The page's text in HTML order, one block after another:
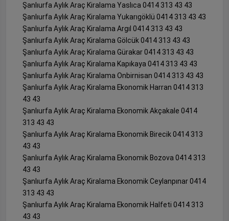
Şanlıurfa Aylık Araç Kiralama Yaslıca 0414 313 43 43
Şanlıurfa Aylık Araç Kiralama Yukarıgöklü 0414 313 43 43
Şanlıurfa Aylık Araç Kiralama Argıl 0414 313 43 43
Şanlıurfa Aylık Araç Kiralama Gölcük 0414 313 43 43
Şanlıurfa Aylık Araç Kiralama Gürakar 0414 313 43 43
Şanlıurfa Aylık Araç Kiralama Kapıkaya 0414 313 43 43
Şanlıurfa Aylık Araç Kiralama Onbirnisan 0414 313 43 43
Şanlıurfa Aylık Araç Kiralama Ekonomik Harran 0414 313
43 43
Şanlıurfa Aylık Araç Kiralama Ekonomik Akçakale 0414
313 43 43
Şanlıurfa Aylık Araç Kiralama Ekonomik Birecik 0414 313
43 43
Şanlıurfa Aylık Araç Kiralama Ekonomik Bozova 0414 313
43 43
Şanlıurfa Aylık Araç Kiralama Ekonomik Ceylanpınar 0414
313 43 43
Şanlıurfa Aylık Araç Kiralama Ekonomik Halfeti 0414 313
43 43